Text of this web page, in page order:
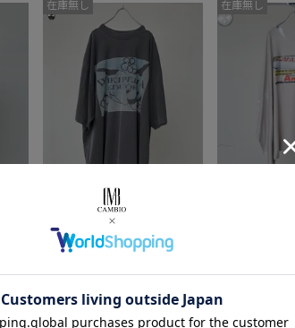
BODYSONG.
15,400
在庫無し 在庫無し
在庫無し 在庫無し